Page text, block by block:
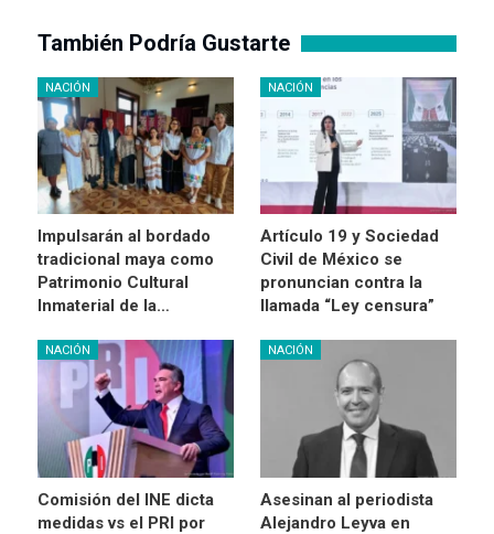
También Podría Gustarte
NACIÓN
Impulsarán al bordado
tradicional maya como
Patrimonio Cultural
Inmaterial de la…
NACIÓN
Artículo 19 y Sociedad
Civil de México se
pronuncian contra la
llamada “Ley censura”
NACIÓN
Comisión del INE dicta
medidas vs el PRI por
NACIÓN
Asesinan al periodista
Alejandro Leyva en